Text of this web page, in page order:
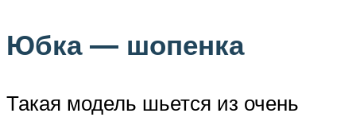
Юбка — шопенка
Такая модель шьется из очень